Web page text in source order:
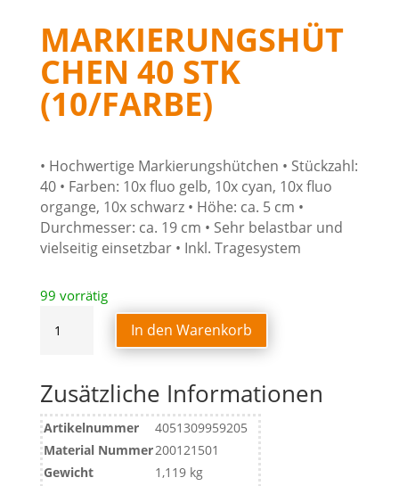
MARKIERUNGSHÜT
CHEN 40 STK
(10/FARBE)
• Hochwertige Markierungshütchen • Stückzahl:
40 • Farben: 10x fluo gelb, 10x cyan, 10x fluo
organge, 10x schwarz • Höhe: ca. 5 cm •
Durchmesser: ca. 19 cm • Sehr belastbar und
vielseitig einsetzbar • Inkl. Tragesystem
99 vorrätig
MARKIERUNGSHÜTCHEN
Menge
In den Warenkorb
Zusätzliche Informationen
Artikelnummer
4051309959205
Material Nummer200121501
Gewicht
1,119 kg